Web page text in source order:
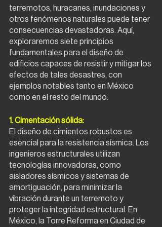
terremotos, huracanes, inundaciones y
otros fenómenos naturales puede tener
consecuencias devastadoras. Aquí,
exploraremos siete principios
fundamentales para el diseño de
edificios capaces de resistir y mitigar los
efectos de tales desastres, con
ejemplos notables tanto en México
como en el resto del mundo.
1. Cimentación sólida:
El diseño de cimientos robustos es
esencial para la resistencia sísmica. Los
ingenieros estructurales utilizan
tecnologías innovadoras, como
aisladores sísmicos y sistemas de
amortiguación, para minimizar la
vibración durante un terremoto y
proteger la integridad estructural. En
México, la Torre Reforma en Ciudad de